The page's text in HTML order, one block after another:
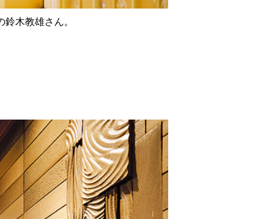
木教雄さん。